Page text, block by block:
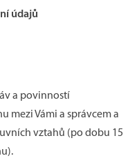
údajů
a povinností
mezi Vámi a správcem a
vztahů (po dobu 15